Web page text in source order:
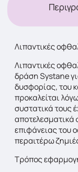
Λιπαντικές
Λιπαντικές
δράση Systane
δυσφορίας, του
προκαλείται
συστατικά τους
επιφάνειας του
περαιτέρω
Τρόπος